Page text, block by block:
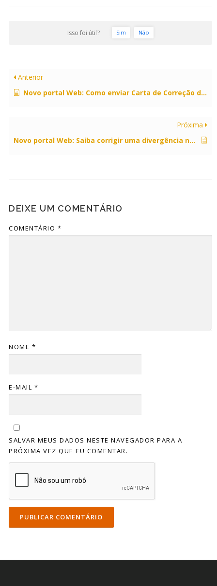
Isso foi útil? Sim Não
Anterior
Novo portal Web: Como enviar Carta de Correção de Nota Fiscal Eletrônica (NF-E)?
Próxima
Novo portal Web: Saiba corrigir uma divergência na Nota Fiscal.
DEIXE UM COMENTÁRIO
COMENTÁRIO *
NOME *
E-MAIL *
SALVAR MEUS DADOS NESTE NAVEGADOR PARA A
PRÓXIMA VEZ QUE EU COMENTAR.